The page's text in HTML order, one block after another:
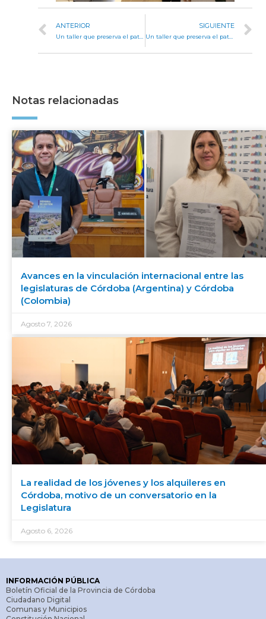
ANTERIOR
Un taller que preserva el patrimonio histórico de la Legislatura
SIGUIENTE
Un taller que preserva el patrimonio histórico de la Legislatura
Notas relacionadas
Avances en la vinculación internacional entre las
legislaturas de Córdoba (Argentina) y Córdoba
(Colombia)
Agosto 7, 2026
La realidad de los jóvenes y los alquileres en
Córdoba, motivo de un conversatorio en la
Legislatura
Agosto 6, 2026
INFORMACIÓN PÚBLICA
Boletín Oficial de la Provincia de Córdoba
Ciudadano Digital
Comunas y Municipios